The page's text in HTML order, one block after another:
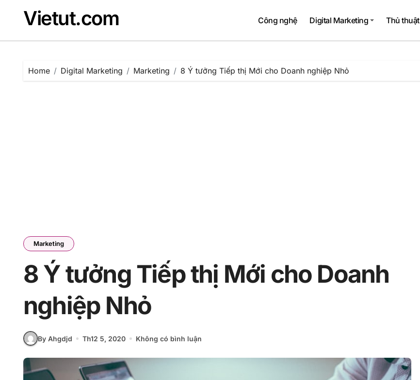
Vietut.com Công nghệ Digital Marketing Thủ thuật
Home Digital Marketing Marketing 8 Ý tưởng Tiếp thị Mới cho Doanh nghiệp Nhỏ
Marketing
8 Ý tưởng Tiếp thị Mới cho Doanh
nghiệp Nhỏ
By Ahgdjd Th12 5, 2020 Không có bình luận